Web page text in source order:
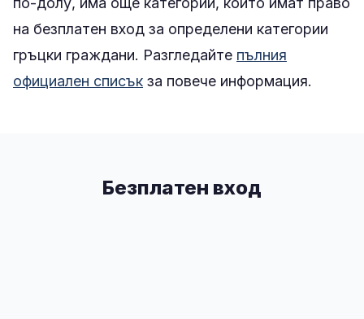
на безплатен вход за определени категории
гръцки граждани. Разгледайте пълния
официален списък за повече информация.
Безплатен вход